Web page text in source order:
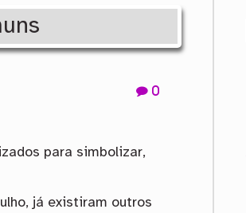
0
para simbolizar,
já existiram outros